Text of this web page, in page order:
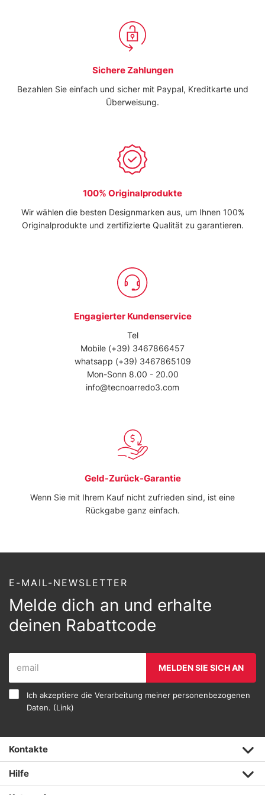
Sichere Zahlungen
Bezahlen Sie einfach und sicher mit Paypal, Kreditkarte und
Überweisung.
100% Originalprodukte
Wir wählen die besten Designmarken aus, um Ihnen 100%
Originalprodukte und zertifizierte Qualität zu garantieren.
Engagierter Kundenservice
Tel
Mobile (+39) 3467866457
whatsapp (+39) 3467865109
Mon-Sonn 8.00 - 20.00
info@tecnoarredo3.com
Geld-Zurück-Garantie
Wenn Sie mit Ihrem Kauf nicht zufrieden sind, ist eine
Rückgabe ganz einfach.
E-MAIL-NEWSLETTER
Melde dich an und erhalte
deinen Rabattcode
MELDEN SIE SICH AN
Ich akzeptiere die Verarbeitung meiner personenbezogenen
Daten. (Link)
Kontakte
Hilfe